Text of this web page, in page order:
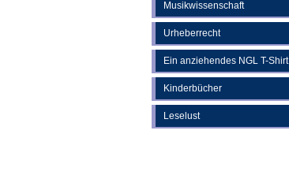
Musikwissenschaft
Urheberrecht
Ein anziehendes NGL T-Shirt
Kinderbücher
Leselust